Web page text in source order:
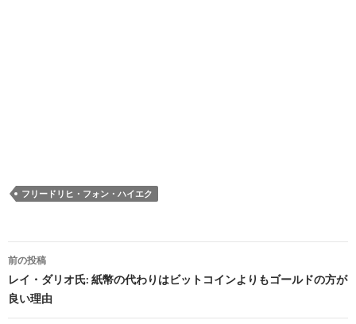
フリードリヒ・フォン・ハイエク
投
稿
ナ
前の投稿
レイ・ダリオ氏: 紙幣の代わりはビットコインよりもゴールドの方が
良い理由